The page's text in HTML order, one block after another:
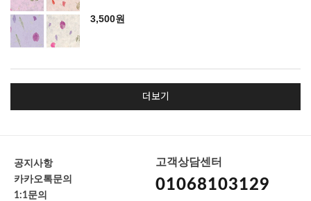
3,500원
더보기
공지사항
카카오톡문의
1:1문의
고객상담센터
01068103129